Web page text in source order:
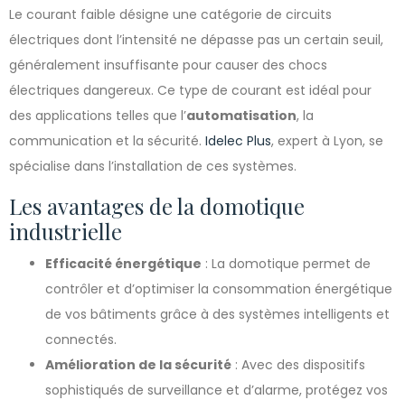
Le courant faible désigne une catégorie de circuits
électriques dont l’intensité ne dépasse pas un certain seuil,
généralement insuffisante pour causer des chocs
électriques dangereux. Ce type de courant est idéal pour
des applications telles que l’automatisation, la
communication et la sécurité. Idelec Plus, expert à Lyon, se
spécialise dans l’installation de ces systèmes.
Les avantages de la domotique
industrielle
Efficacité énergétique : La domotique permet de
contrôler et d’optimiser la consommation énergétique
de vos bâtiments grâce à des systèmes intelligents et
connectés.
Amélioration de la sécurité : Avec des dispositifs
sophistiqués de surveillance et d’alarme, protégez vos